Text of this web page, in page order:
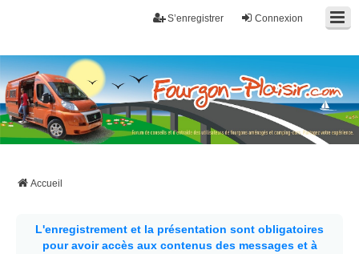
Connexion
S’enregistrer
Fourgon-plaisir.com
Forum de conseils et d'entraide des utilisateurs de fourgons, fourgons
aménagés, vans et de camping-car. Partagez votre expérience.
Accueil
L'enregistrement et la présentation sont obligatoires
pour avoir accès aux contenus des messages et à